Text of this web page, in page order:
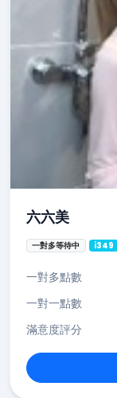
六六美
一對多等待中 i349
一對多點數
一對一點數
滿意度評分